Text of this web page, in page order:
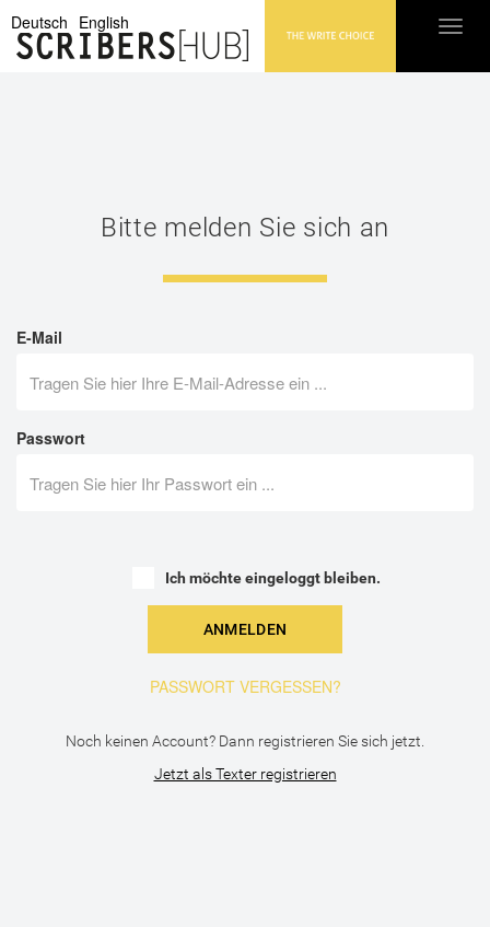
Bitte melden Sie sich an
E-Mail
Passwort
Ich möchte eingeloggt bleiben.
PASSWORT VERGESSEN?
Noch keinen Account? Dann registrieren Sie sich jetzt.
Jetzt als Texter registrieren
Deutsch English